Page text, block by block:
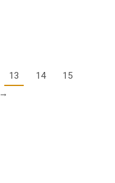
13 14
15
→